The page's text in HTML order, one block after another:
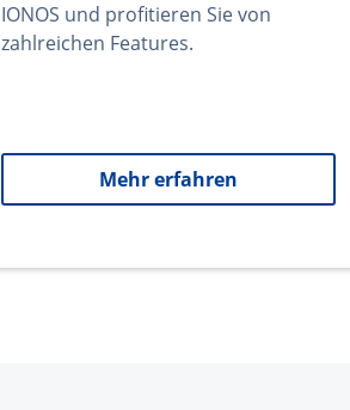
IONOS und profitieren Sie von
zahlreichen Features.
Mehr erfahren